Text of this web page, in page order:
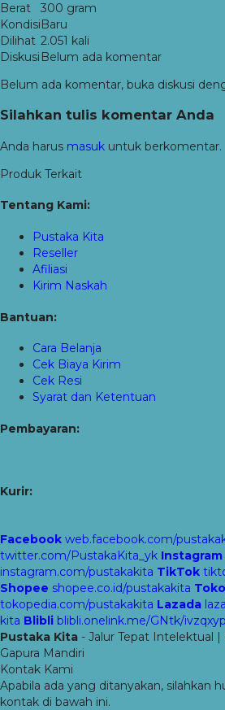
Berat
300 gram
KondisiBaru
Dilihat 2.051 kali
Diskusi Belum ada komentar
Belum ada komentar, buka diskusi
Silahkan tulis komentar Anda
Anda harus masuk untuk berkomentar.
Produk Terkait
Tentang Kami:
Pustaka Kita
Reseller
Afiliasi
Kirim Naskah
Bantuan:
Cara Belanja
Cek Biaya Kirim
Cek Resi
Syarat dan Ketentuan
Pembayaran:
Kurir:
Facebook web.facebook.com/
twitter.com/PustakaKita_yk Instagram
instagram.com/pustakakita TikTok
Shopee shopee.co.id/pustakakita
tokopedia.com/pustakakita Lazada
kita Blibli blibli.onelink.me/GNtk/
Pustaka Kita - Jalur Tepat Intelektual
Gapura Mandiri
Kontak Kami
Apabila ada yang ditanyakan, silahkan
kontak di bawah ini.